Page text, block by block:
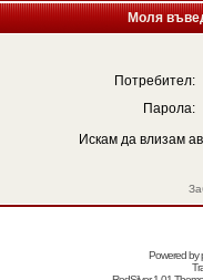
Моля
Потребител:
Парола:
Искам да влизам
Powered by